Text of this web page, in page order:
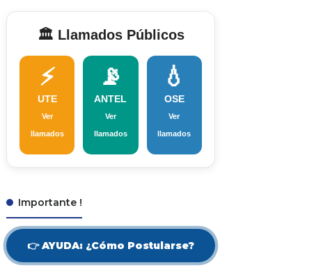
🏛️ Llamados Públicos
⚡
UTE
Ver
llamados
📡
ANTEL
Ver
llamados
💧
OSE
Ver
llamados
Importante !
👉 AYUDA: ¿Cómo Postularse?